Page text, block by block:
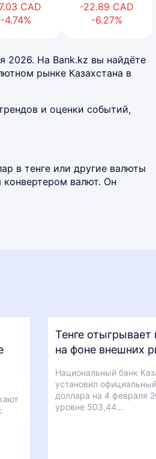
CAD
-4.74%
-22.89 CAD
-6.27%
2026. На Bank.kz вы найдёте
рынке Казахстана в
и оценки событий,
в тенге или другие валюты
конвертером валют. Он
Тенге отыгрывает
на фоне внешних
Национальный банк
установил
доллара на 4 февраля
уровне 503,44…